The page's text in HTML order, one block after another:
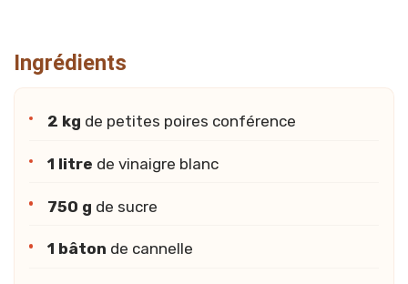
Ingrédients
2 kg de petites poires conférence
1 litre de vinaigre blanc
750 g de sucre
1 bâton de cannelle